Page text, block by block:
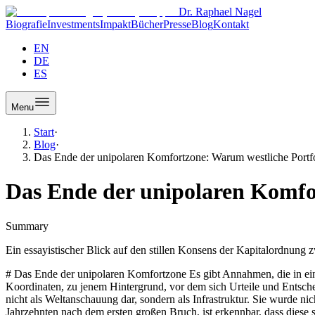
Dr. Raphael Nagel
BiografieInvestmentsImpaktBücherPresseBlogKontakt
EN
DE
ES
Menu
Start·
Blog·
Das Ende der unipolaren Komfortzone: Warum westliche
Das Ende der unipolaren
Summary
Ein essayistischer Blick auf den stillen Konsens der Kapitalordnung
# Das Ende der unipolaren Komfortzone Es gibt Annahmen, die in einer Epoche so selbstverständlich sind, dass sie nicht mehr als Annahmen wahrgenommen werden. Sie werden zu Grundlagen, zu stillen Koordinaten, zu jenem Hintergrund, vor dem sich Urteile und Entscheidungen bewegen. Die westlich dominierte Kapitalordnung der Jahre zwischen 1990 und 2008 war eine solche Annahme. Sie stellte sich nicht als Weltanschauung dar, sondern als Infrastruktur. Sie wurde nicht verteidigt, weil sie nicht angegriffen wurde. Sie wurde nicht begründet, weil sie nicht befragt wurde. Heute, aus der Distanz von fast zwei Jahrzehnten nach dem ersten großen Bruch, ist erkennbar, dass diese scheinbare Selbstverständlichkeit eine historische Ausnahme war. Wer Portfolios in ihrer Logik weiterbaut, baut auf einem Fundament, das sich inzwischen verschoben hat, ohne dass die Statik nachgerechnet worden wäre. ## Der stille Konsens einer Epoche Zwischen dem Fall der Mauer und der Finanzkrise von 2008 bewegte sich Kapital in einer Ordnung, deren Regeln in Washington, London und Frankfurt geschrieben wurden. Die Vereinigten Staaten stellten die Leitwährung, die Leitinstitutionen, die Leitmärkte. Europa integrierte sich in ein Binnenmarkt- und Währungsprojekt, das denselben Grundannahmen folgte. Schwellenländer galten als Anwärter auf Konvergenz, China als Werkbank mit vorübergehender politischer Eigenart. Die Zentralbanken dachten in denselben Kategorien, die Märkte tendierten zur Konvergenz, die Lehrbücher beschrieben eine Welt, die sich nicht in Ordnungen, sondern in Entwicklungsstadien sortierte. Unter dieser Oberfläche operierte ein Vertrauensvorschuss, der heute nicht mehr gerechtfertigt ist: Wo immer Kapital hinfloss, galten im Wesentlichen dieselben Regeln. MSCI World, globale Anleiheindizes, Emerging-Markets-Allokationen, Rohstoffpositionen beruhten auf der stillen Prämisse, dass Kapital durch einen einheitlichen Raum fließt. Politik war eine Randnotiz, Geopolitik ein Thema für Spezialanalysten, nicht für Portfoliomanager. Sanktionen waren die Ausnahme, Enteignungsrisiken auf bestimmte Regionen begrenzt, und die Unantastbarkeit von Reservevermögen galt als selbstverständlich. Diese Annahme war nie ganz richtig, aber sie war ausreichend richtig, um Portfolios nach ihr zu konstruieren. Dr. Raphael Nagel (LL.M.) beschreibt diese Phase in DER MULTIPOLARE INVESTOR als unipolare Komfortzone. Der Begriff ist präzise gewählt. Er bezeichnet keine Ideologie, sondern einen Zustand der reduzierten kognitiven Last. Wer in dieser Komfortzone operierte, musste Politik, Regulierung und Kultur nicht als eigenständige Variablen der Asset Allokation behandeln. Sie waren in den Rahmen eingebaut, und der Rahmen wurde nicht diskutiert. ## Die Brüche, die zunächst als Ausnahmen gelesen wurden Der Zerfall dieser Annahme vollzog sich nicht in einem einzelnen Ereignis, sondern in einer Folge von Brüchen, die für sich betrachtet als Einzelfälle erklärbar waren, in ihrer Summe jedoch eine andere Landschaft zeigen. Die Finanzkrise von 2008 offenbarte, dass die westliche Finanzarchitektur fragiler war, als ihre Deutungshoheit unterstellte. Sie zwang die Vereinigten Staaten und Europa zu Instrumenten, die zuvor für Krisenländer vorgehalten waren, und sie beschleunigte den Aufstieg